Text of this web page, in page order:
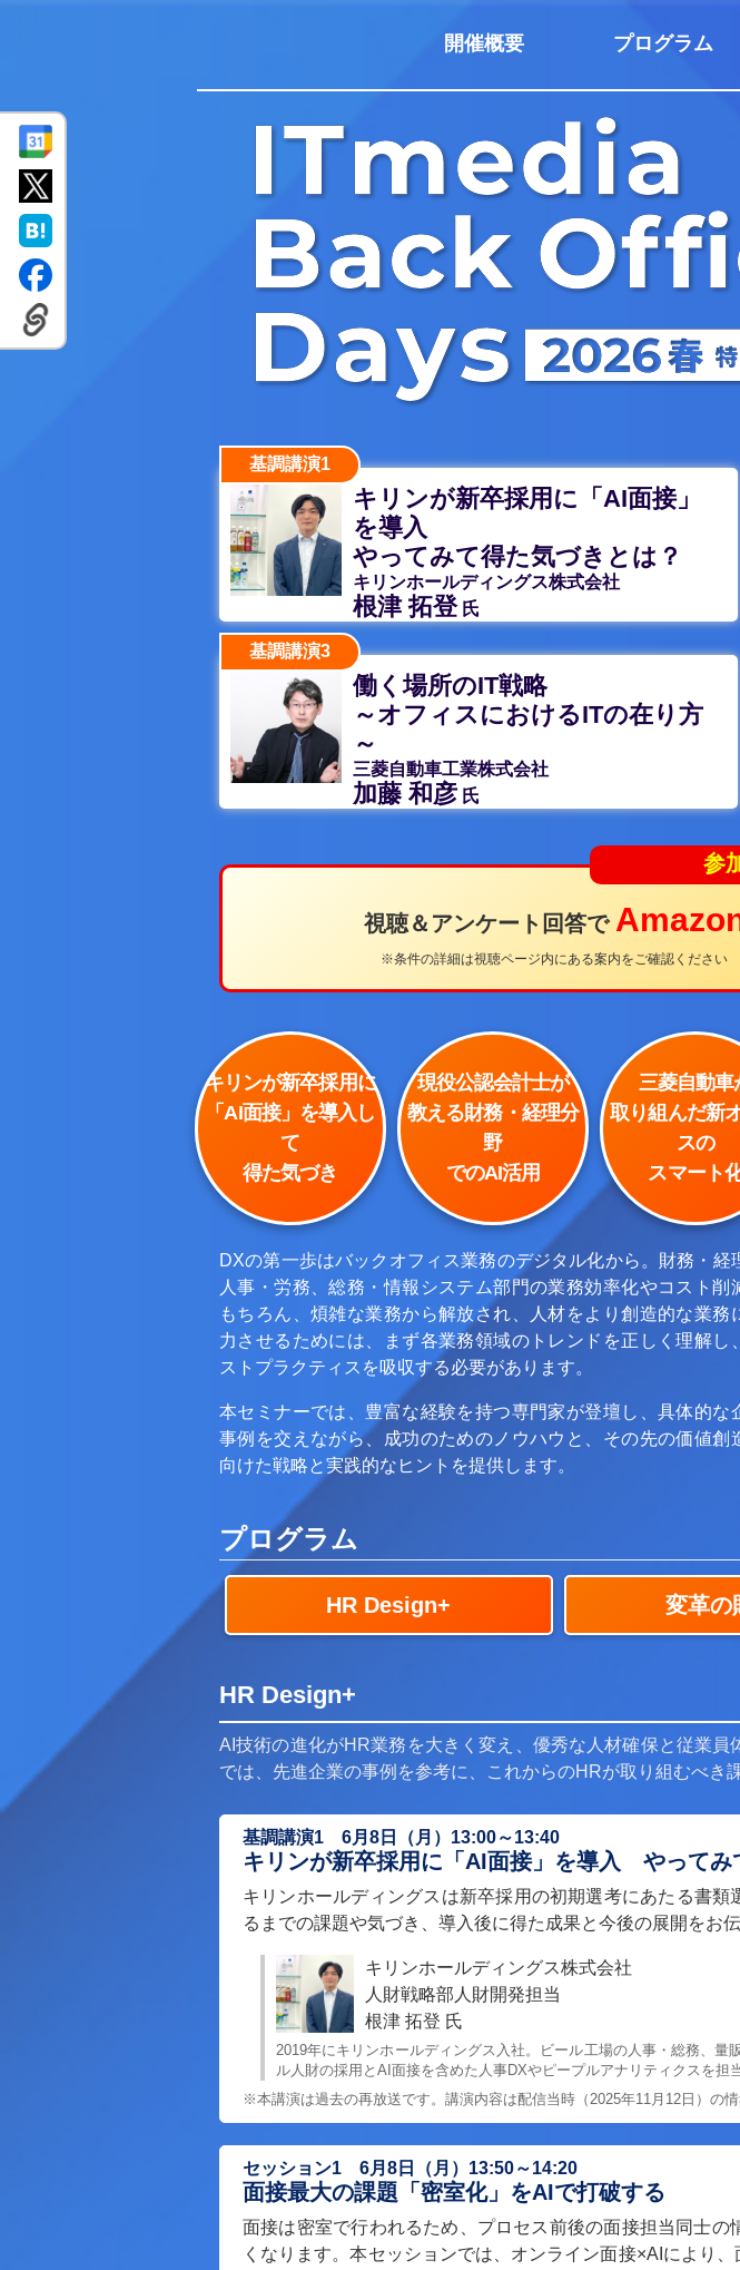
基調講演1
キリンが新卒採用に「AI面接」
を導入
やってみて得た気づきとは？
キリンホールディングス株式会社
根津 拓登氏
基調講演3
働く場所のIT戦略
～オフィスにおけるITの在り方
～
三菱自動車工業株式会社
加藤 和彦 氏
参
視聴＆アンケート回答で
※条件の詳細は視聴ページ内にある案内をご確認くださ
キリンが新卒採用に
「AI面接」を導入し
て
得た気づき
現役公認会計士が
教える財務・経理分
野
でのAI活用
三菱自動車
取り組んだ新
スの
スマート
DXの第一歩はバックオフィス業務のデジタル化から。財務・経
人事・労務、総務・情報システム部門の業務効率化やコスト削
もちろん、煩雑な業務から解放され、人材をより創造的な業務
力させるためには、まず各業務領域のトレンドを正しく理解し
ストプラクティスを吸収する必要があります。
本セミナーでは、豊富な経験を持つ専門家が登壇し、具体的な
事例を交えながら、成功のためのノウハウと、その先の価値創
向けた戦略と実践的なヒントを提供します。
プログラム
HR Design+ 変革の
HR Design+
AI技術の進化がHR業務を大きく変え、優秀な人材確保と従業
では、先進企業の事例を参考に、これからのHRが取り組むべき
基調講演1 6月8日（月）13:00～13:40
キリンが新卒採用に「AI面接」を導入 やってみ
キリンホールディングスは新卒採用の初期選考にあたる書
るまでの課題や気づき、導入後に得た成果と今後の展開をお伝
キリンホールディングス株式会社
人財戦略部人財開発担当
根津 拓登 氏
2019年にキリンホールディングス入社。ビール工場の人事・総務、
ル人財の採用とAI面接を含めた人事DXやピープルアナリティクスを担当
※本講演は過去の再放送です。講演内容は配信当時（2025年11月12日）の情
セッション1 6月8日（月）13:50～14:20
面接最大の課題「密室化」をAIで打破する
面接は密室で行われるため、プロセス前後の面接担当同士
くなります。本セッションでは、オンライン面接×AIにより
開催概要 プログラム